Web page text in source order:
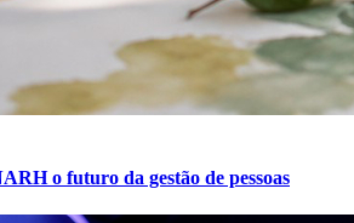
o futuro da gestão de pessoas